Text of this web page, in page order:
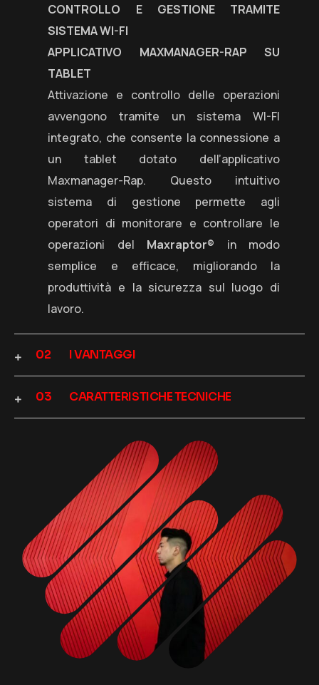
CONTROLLO E GESTIONE TRAMITE
SISTEMA WI-FI
APPLICATIVO MAXMANAGER-RAP SU
TABLET
Attivazione e controllo delle operazioni
avvengono tramite un sistema WI-FI
integrato, che consente la connessione a
un tablet dotato dell’applicativo
Maxmanager-Rap. Questo intuitivo
sistema di gestione permette agli
operatori di monitorare e controllare le
operazioni del Maxraptor® in modo
semplice e efficace, migliorando la
produttività e la sicurezza sul luogo di
lavoro.
I VANTAGGI
CARATTERISTICHE TECNICHE